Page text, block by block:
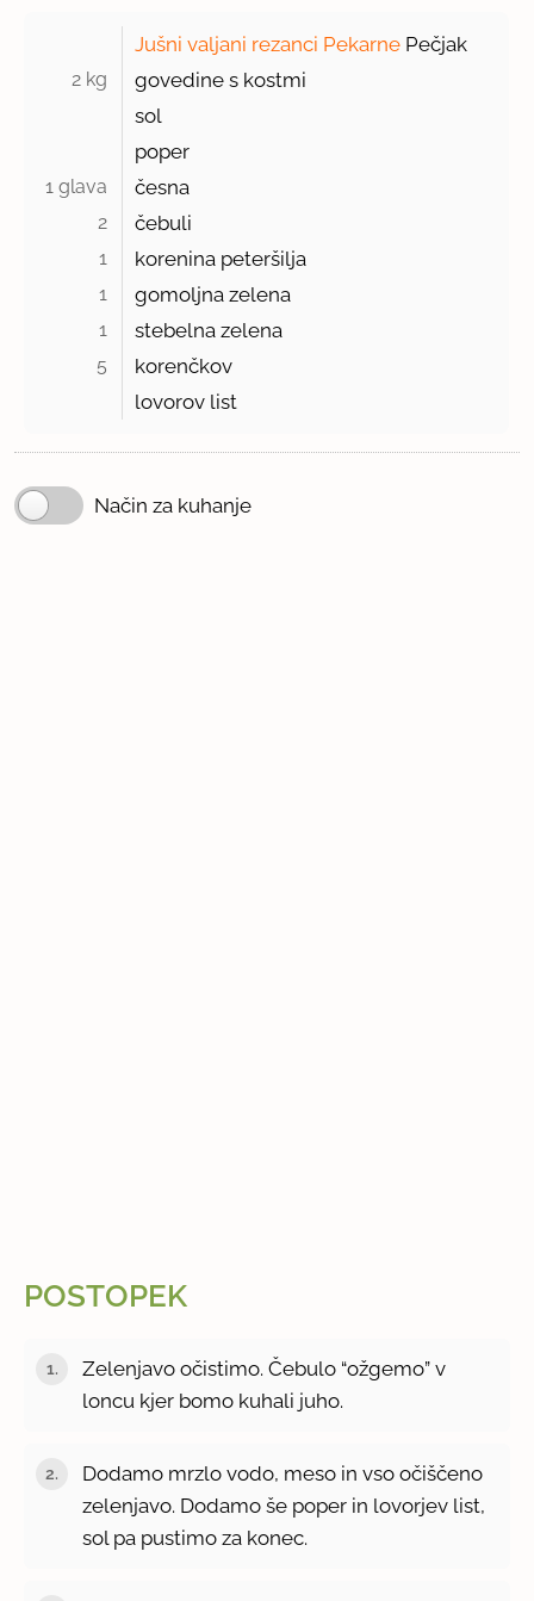
Jušni valjani rezanci Pekarne Pečjak
2 kg
govedine s kostmi
sol
poper
1 glava česna
2 čebuli
1 korenina peteršilja
1 gomoljna zelena
1 stebelna zelena
5
korenčkov
lovorov list
Način za kuhanje
POSTOPEK
Zelenjavo očistimo. Čebulo “ožgemo” v
loncu kjer bomo kuhali juho.
Dodamo mrzlo vodo, meso in vso očiščeno
zelenjavo. Dodamo še poper in lovorjev list,
sol pa pustimo za konec.